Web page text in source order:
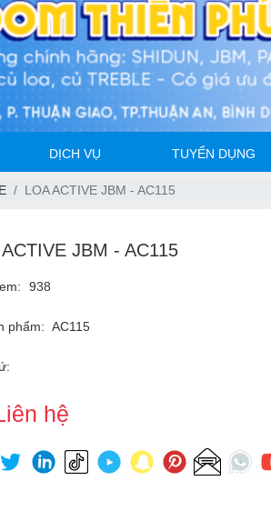
DỊCH VỤ TUYỂN DỤNG
LOA ACTIVE JBM - AC115
JBM - AC115
938
phẩm: AC115
hệ